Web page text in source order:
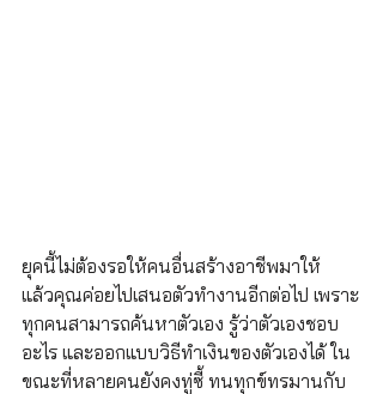
ยุคนี้ไม่ต้องรอให้คนอื่นสร้างอาชีพมาให้
แล้วคุณค่อยไปเสนอตัวทำงานอีกต่อไป เพราะ
ทุกคนสามารถค้นหาตัวเอง รู้ว่าตัวเองชอบ
อะไร และออกแบบวิธีทำเงินของตัวเองได้ ใน
ขณะที่หลายคนยังคงทู่ซี้ ทนทุกข์ทรมานกับ